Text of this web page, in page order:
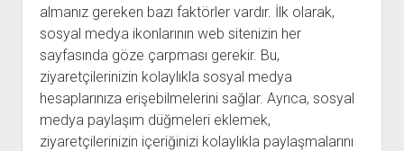
almanız gereken bazı faktörler vardır. İlk olarak,
sosyal medya ikonlarının web sitenizin her
sayfasında göze çarpması gerekir. Bu,
ziyaretçilerinizin kolaylıkla sosyal medya
hesaplarınıza erişebilmelerini sağlar. Ayrıca, sosyal
medya paylaşım düğmeleri eklemek,
ziyaretçilerinizin içeriğinizi kolaylıkla paylaşmalarını